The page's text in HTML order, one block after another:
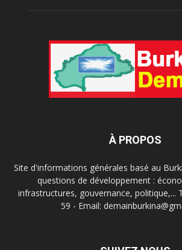
À PROPOS
Site d'informations générales basé au
questions de développement :
infrastructures, gouvernance, politique,...
59 - Email: